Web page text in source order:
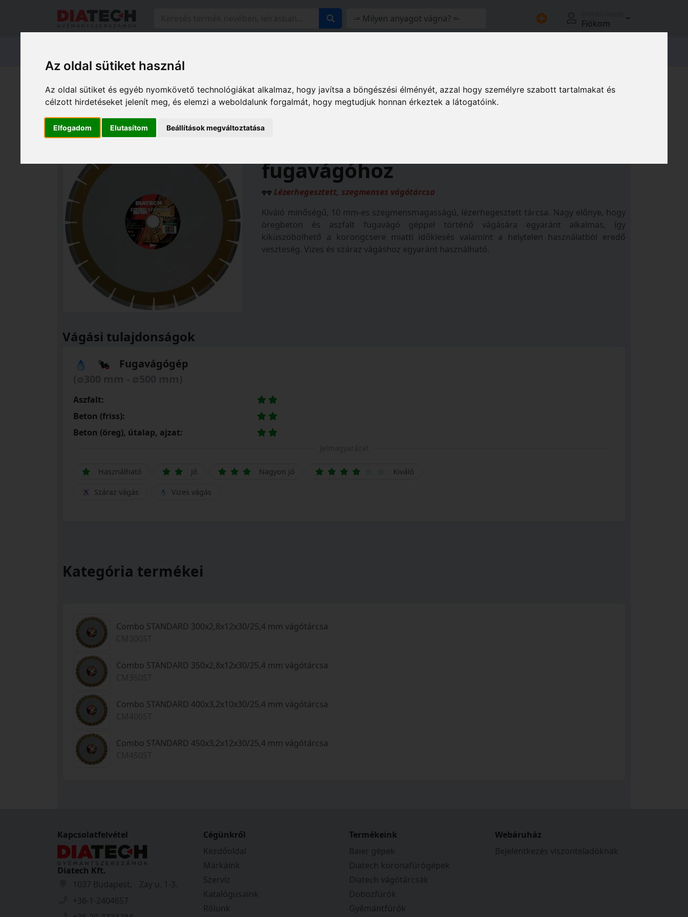
Az oldal sütiket használ
Az oldal sütiket és egyéb nyomkövető technológiákat alkalmaz, hogy javítsa a böngészési élményét, azzal hogy személyre szabott tartalmakat és
célzott hirdetéseket jelenít meg, és elemzi a weboldalunk forgalmát, hogy megtudjuk honnan érkeztek a látogatóink.
Elfogadom Elutasítom Beállítások megváltoztatása
Fiókom
COMBO STANDARD vágótárcsák fugavágóhoz
fugavágóhoz
Lézerhegesztett, szegmenses vágótárcsa
Kiváló minőségű, 10 mm-es szegmensmagasságú, lézerhegesztett tárcsa. Nagy előnye, hogy
öregbeton és aszfalt fugavágó géppel történő vágására egyaránt alkalmas, így
kiküszöbölhető a korongcsere miatti időkiesés valamint a helytelen használatból eredő
veszteség. Vizes és száraz vágáshoz egyaránt használható.
Vágási tulajdonságok
Fugavágógép
Aszfalt:
Beton (friss):
Beton (öreg), útalap, ajzat:
Használható Jó Nagyon jó Kiváló
Száraz vágás Vizes vágás
Kategória termékei
Combo STANDARD 300x2,8x12x30/25,4 mm vágótárcsa
Combo STANDARD 350x2,8x12x30/25,4 mm vágótárcsa
Combo STANDARD 400x3,2x10x30/25,4 mm vágótárcsa
Combo STANDARD 450x3,2x12x30/25,4 mm vágótárcsa
Kapcsolatfelvétel
Diatech Kft.
1037 Budapest, Zay u. 1-3.
+36-1-2404657
Cégünkről
Kezdőoldal
Márkáink
Szerviz
Katalógusaink
Rólunk
Termékeink
Baier gépek
Diatech koronafúrógépek
Diatech vágótárcsák
Dobozfúrók
Gyémántfúrók
Webáruház
Bejelentkezés viszonteladóknak